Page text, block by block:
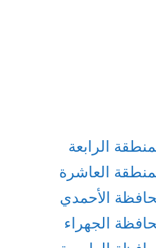
الرابعة
العاشرة
الأحمدي
الجهراء